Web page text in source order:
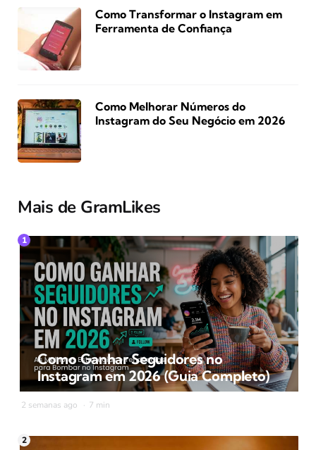
Como Transformar o Instagram em
Ferramenta de Confiança
Como Melhorar Números do
Instagram do Seu Negócio em 2026
Mais de GramLikes
Como Ganhar Seguidores no
Instagram em 2026 (Guia Completo)
2 semanas ago 7 min